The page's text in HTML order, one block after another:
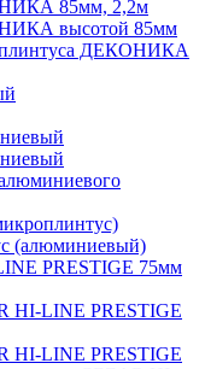
85мм, 2,2м
высотой 85мм
плинтуса ДЕКОНИКА
(алюминиевый)
PRESTIGE 75мм
HI-LINE PRESTIGE
HI-LINE PRESTIGE